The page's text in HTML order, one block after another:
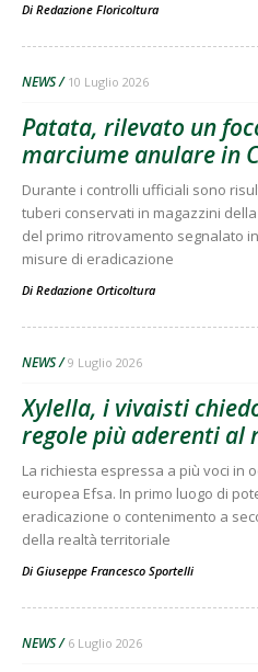
Di Redazione Floricoltura
NEWS 10 Luglio 2026
Patata, rilevato un
marciume anulare in
Durante i controlli ufficiali sono
tuberi conservati in magazzini
del primo ritrovamento segnalato
misure di eradicazione
Di Redazione Orticoltura
NEWS 9 Luglio 2026
Xylella, i vivaisti
regole più aderenti al
La richiesta espressa a più voci in
europea Efsa. In primo luogo di
eradicazione o contenimento a
della realtà territoriale
Di Giuseppe Francesco Sportelli
NEWS 6 Luglio 2026